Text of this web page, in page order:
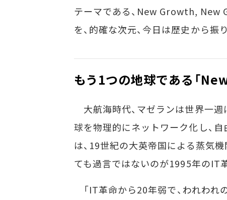
テーマである、New Growth, New
を、的確な次元、今日は歴史から振
もう1つの地球である「
大航海時代、マゼランは世界一週
球を物理的にネットワーク化し、
は、19世紀の大英帝国による蒸気
ても過言ではないのが1995年のIT
「IT革命から20年弱で、われわ